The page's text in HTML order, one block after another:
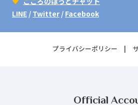
LINE / Twitter / Facebook
プライバシーポリシー
Official